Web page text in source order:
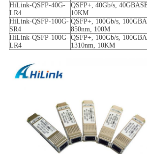
HiLink-QSFP-40G-
LR4
QSFP+, 40Gb/s,
10KM
HiLink-QSFP-100G-
SR4
QSFP+, 100Gb/s,
850nm, 100M
HiLink-QSFP-100G-
LR4
QSFP+, 100Gb/s,
1310nm, 10KM